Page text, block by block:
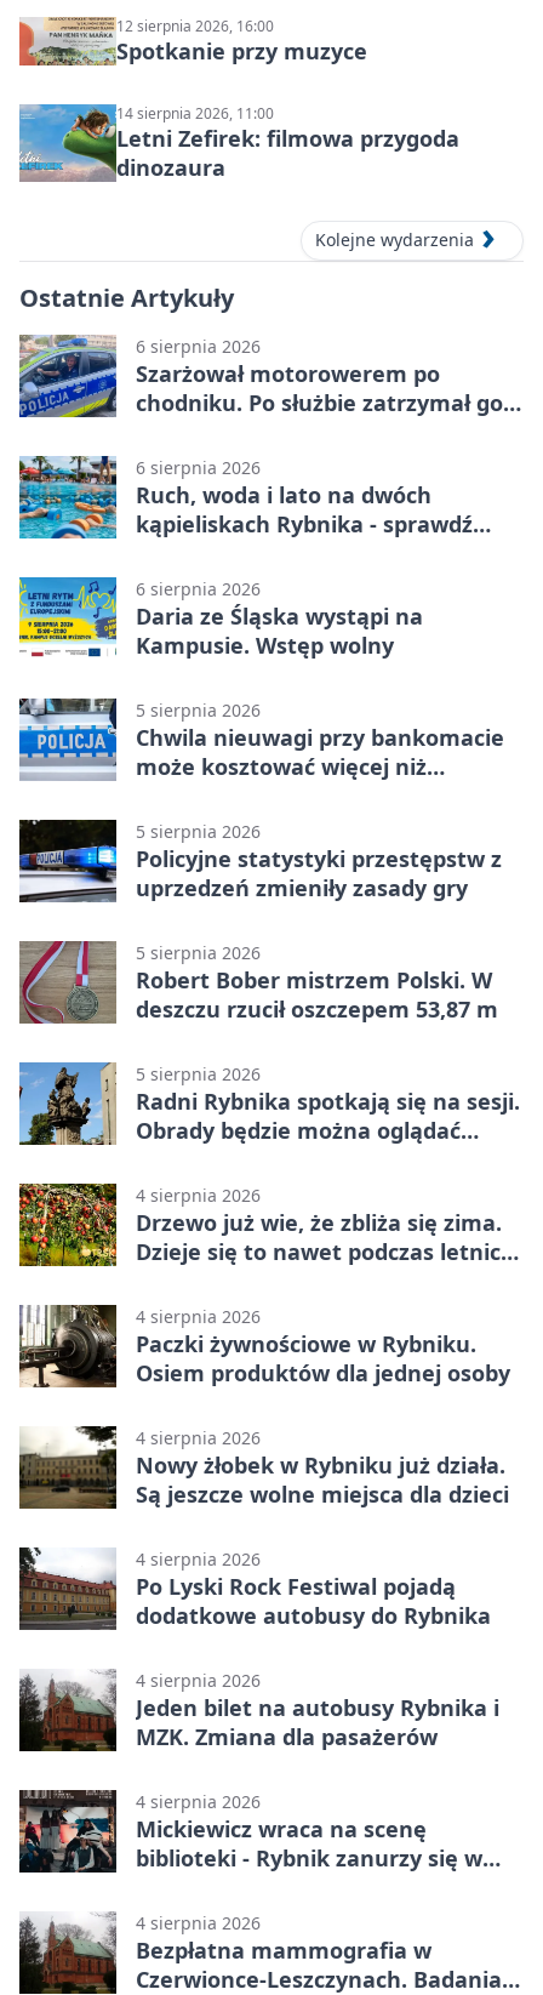
12 sierpnia 2026, 16:00
Spotkanie przy muzyce
14 sierpnia 2026, 11:00
Letni Zefirek: filmowa przygoda
dinozaura
Kolejne wydarzenia
Ostatnie Artykuły
6 sierpnia 2026
Szarżował motorowerem po
chodniku. Po służbie zatrzymał go
6 sierpnia 2026
Ruch, woda i lato na dwóch
kąpieliskach Rybnika - sprawdź
6 sierpnia 2026
Daria ze Śląska wystąpi na
Kampusie. Wstęp wolny
5 sierpnia 2026
Chwila nieuwagi przy bankomacie
może kosztować więcej niż
5 sierpnia 2026
Policyjne statystyki przestępstw z
uprzedzeń zmieniły zasady gry
5 sierpnia 2026
Robert Bober mistrzem Polski. W
deszczu rzucił oszczepem 53,87 m
5 sierpnia 2026
Radni Rybnika spotkają się na sesji.
Obrady będzie można oglądać
4 sierpnia 2026
Drzewo już wie, że zbliża się zima.
Dzieje się to nawet podczas letnich
4 sierpnia 2026
Paczki żywnościowe w Rybniku.
Osiem produktów dla jednej osoby
4 sierpnia 2026
Nowy żłobek w Rybniku już działa.
Są jeszcze wolne miejsca dla dzieci
4 sierpnia 2026
Po Lyski Rock Festiwal pojadą
dodatkowe autobusy do Rybnika
4 sierpnia 2026
Jeden bilet na autobusy Rybnika i
MZK. Zmiana dla pasażerów
4 sierpnia 2026
Mickiewicz wraca na scenę
biblioteki - Rybnik zanurzy się w
4 sierpnia 2026
Bezpłatna mammografia w
Czerwionce-Leszczynach. Badania